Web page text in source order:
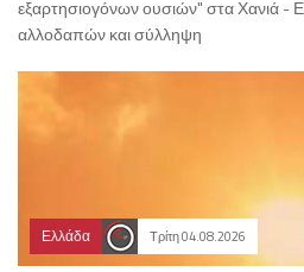
εξαρτησιογόνων ουσιών" στα Χανιά -
αλλοδαπών και σύλληψη
Ελλάδα Τρίτη 04.08.2026